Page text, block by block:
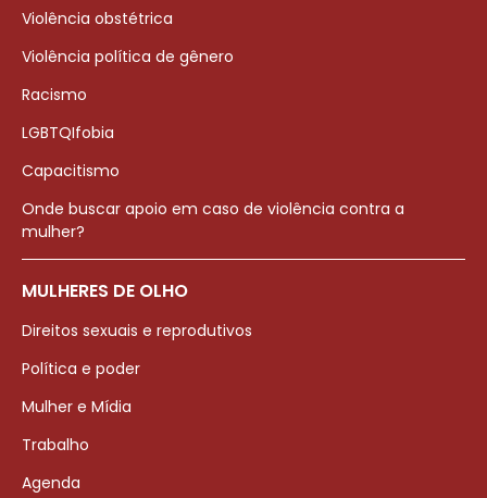
Violência obstétrica
Violência política de gênero
Racismo
LGBTQIfobia
Capacitismo
Onde buscar apoio em caso de violência contra a
mulher?
MULHERES DE OLHO
Direitos sexuais e reprodutivos
Política e poder
Mulher e Mídia
Trabalho
Agenda